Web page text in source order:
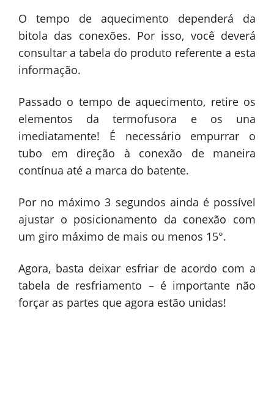
O tempo de aquecimento dependerá da
bitola das conexões. Por isso, você deverá
consultar a tabela do produto referente a esta
informação.
Passado o tempo de aquecimento, retire os
elementos da termofusora e os una
imediatamente! É necessário empurrar o
tubo em direção à conexão de maneira
contínua até a marca do batente.
Por no máximo 3 segundos ainda é possível
ajustar o posicionamento da conexão com
um giro máximo de mais ou menos 15°.
Agora, basta deixar esfriar de acordo com a
tabela de resfriamento – é importante não
forçar as partes que agora estão unidas!